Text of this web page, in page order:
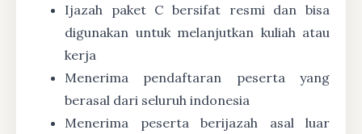
Ijazah paket C bersifat resmi dan bisa
digunakan untuk melanjutkan kuliah atau
kerja
Menerima pendaftaran peserta yang
berasal dari seluruh indonesia
Menerima peserta berijazah asal luar